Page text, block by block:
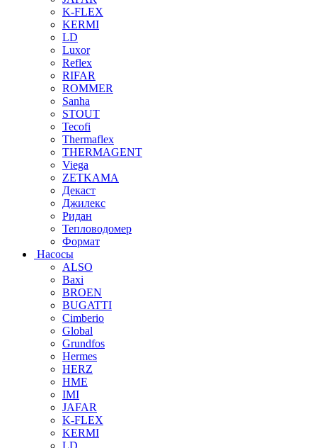
K-FLEX
KERMI
LD
Luxor
Reflex
RIFAR
ROMMER
Sanha
STOUT
Tecofi
Thermaflex
THERMAGENT
Viega
ZETKAMA
Декаст
Джилекс
Ридан
Тепловодомер
Формат
Насосы
ALSO
Baxi
BROEN
BUGATTI
Cimberio
Global
Grundfos
Hermes
HERZ
HME
IMI
JAFAR
K-FLEX
KERMI
LD